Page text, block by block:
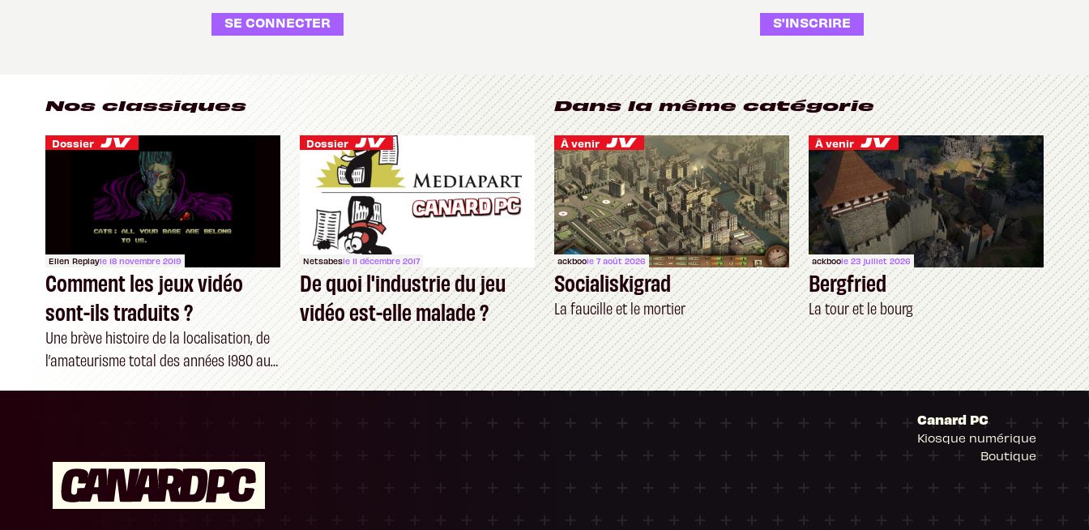
SE CONNECTER S'INSCRIRE
Nos classiques
Dossier
Ellen Replayle 18 novembre 2019
Comment les jeux vidéo
sont-ils traduits ?
Une brève histoire de la localisation, de
l’amateurisme total des années 1980 aux
Dossier
Netsabesle 11 décembre 2017
De quoi l'industrie du jeu
vidéo est-elle malade ?
Dans la même catégorie
À venir
ackboole 7 août 2026
Socialiskigrad
La faucille et le mortier
À venir
ackboole 23 juillet 2026
Bergfried
La tour et le bourg
Canard PC
Kiosque numérique
Boutique